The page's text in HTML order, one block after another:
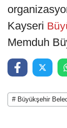
Kayseri
Memduh
# Büyükşehir